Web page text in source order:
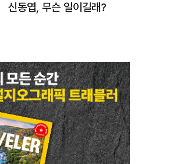
신동엽, 무슨 일이길래?